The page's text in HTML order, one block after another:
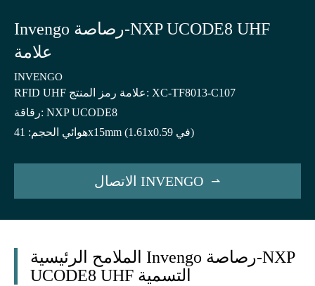
Invengo رصاصة-NXP UCODE8 UHF
علامة
INVENGO
RFID UHF علامة رمز المنتج: XC-TF8013-C107
رقاقة: NXP UCODE8
هوائي الحجم: 41x15mm (1.61x0.59 في)
الاتصال INVENGO 
الملامح الرئيسية Invengo رصاصة-NXP
UCODE8 UHF التسمية